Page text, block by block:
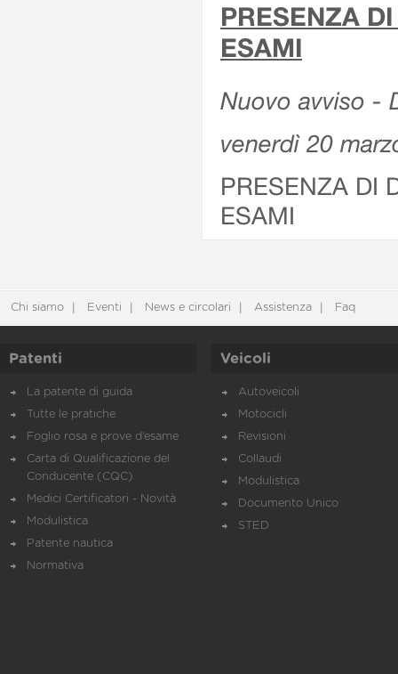
PRESENZA
ESAMI
Nuovo avviso -
venerdì 20
PRESENZA DI
ESAMI
Chi siamo Eventi News e circolari Assistenza Faq
Patenti
La patente di guida
Tutte le pratiche
Foglio rosa e prove d’esame
Carta di Qualificazione del
Conducente (CQC)
Medici Certificatori - Novità
Modulistica
Patente nautica
Normativa
Veicoli
Autoveicoli
Motocicli
Revisioni
Collaudi
Modulistica
Documento Unico
STED